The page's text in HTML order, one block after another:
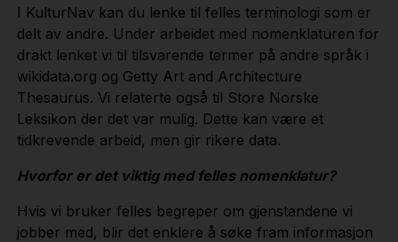
I KulturNav kan du lenke til felles terminologi som er
delt av andre. Under arbeidet med nomenklaturen for
drakt lenket vi til tilsvarende termer på andre språk i
wikidata.org og Getty Art and Architecture
Thesaurus. Vi relaterte også til Store Norske
Leksikon der det var mulig. Dette kan være et
tidkrevende arbeid, men gir rikere data.
Hvorfor er det viktig med felles nomenklatur?
Hvis vi bruker felles begreper om gjenstandene vi
jobber med, blir det enklere å søke fram informasjon